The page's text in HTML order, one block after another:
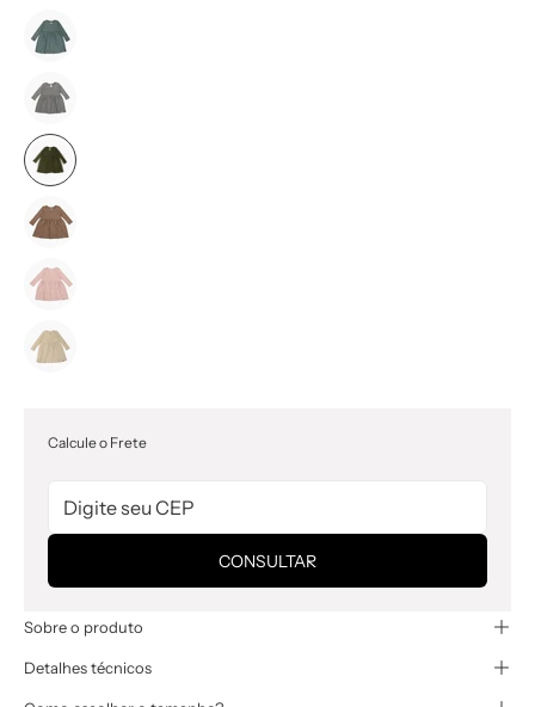
Calcule o Frete
CONSULTAR
Sobre o produto
Detalhes técnicos